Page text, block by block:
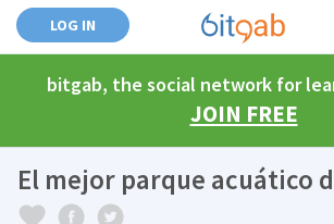
LOG IN
bitgab, the social network for
JOIN FREE
El mejor parque acuático